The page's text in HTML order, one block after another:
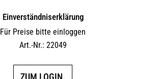
Einverständniserklärung
Für Preise bitte einloggen
Art.-Nr.: 22049
ZUM LOGIN.